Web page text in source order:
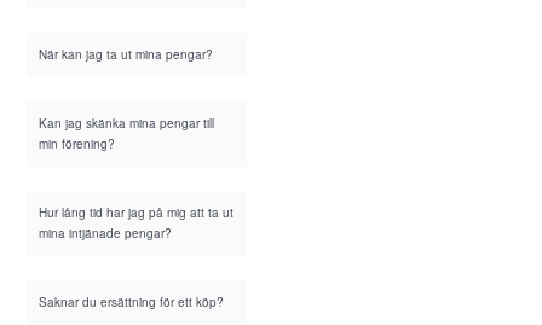
När kan jag ta ut mina pengar?
Kan jag skänka mina pengar till
min förening?
Hur lång tid har jag på mig att ta ut
mina intjänade pengar?
Saknar du ersättning för ett köp?